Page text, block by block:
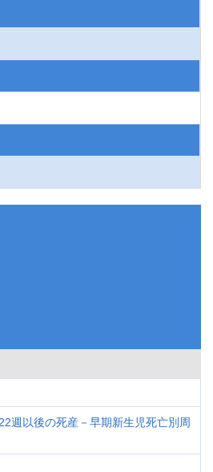
週以後の死産－早期新生児死亡別周